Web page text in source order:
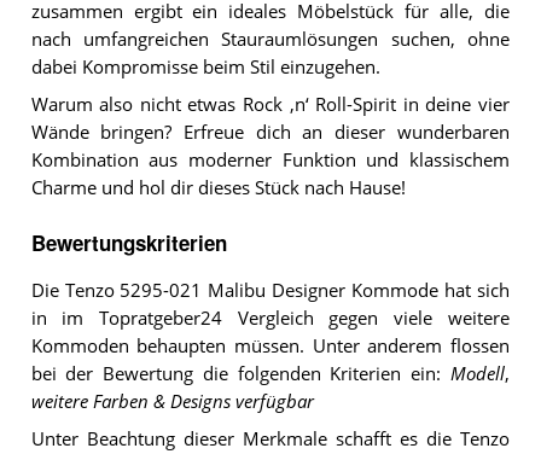
zusammen ergibt ein ideales Möbelstück für alle, die
nach umfangreichen Stauraumlösungen suchen, ohne
dabei Kompromisse beim Stil einzugehen.
Warum also nicht etwas Rock ‚n‘ Roll-Spirit in deine vier
Wände bringen? Erfreue dich an dieser wunderbaren
Kombination aus moderner Funktion und klassischem
Charme und hol dir dieses Stück nach Hause!
Bewertungskriterien
Die Tenzo 5295-021 Malibu Designer Kommode hat sich
in im Topratgeber24 Vergleich gegen viele weitere
Kommoden behaupten müssen. Unter anderem flossen
bei der Bewertung die folgenden Kriterien ein: Modell,
weitere Farben & Designs verfügbar
Unter Beachtung dieser Merkmale schafft es die Tenzo